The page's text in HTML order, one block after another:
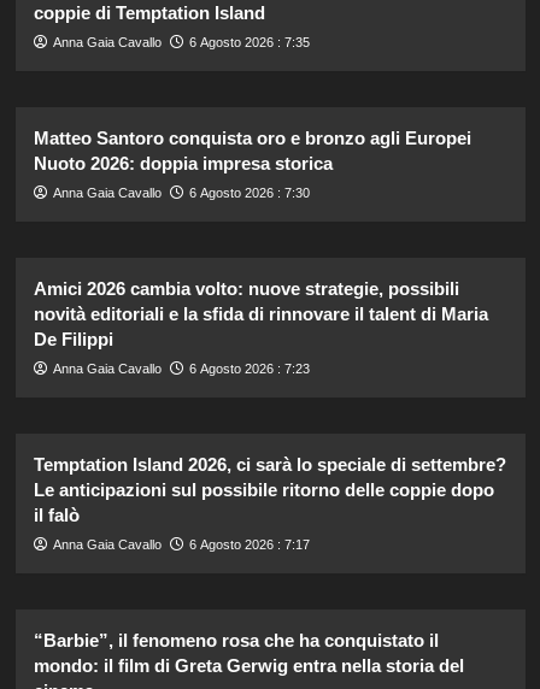
coppie di Temptation Island
Anna Gaia Cavallo 6 Agosto 2026 : 7:35
Matteo Santoro conquista oro e bronzo agli Europei
Nuoto 2026: doppia impresa storica
Anna Gaia Cavallo 6 Agosto 2026 : 7:30
Amici 2026 cambia volto: nuove strategie, possibili
novità editoriali e la sfida di rinnovare il talent di Maria
De Filippi
Anna Gaia Cavallo 6 Agosto 2026 : 7:23
Temptation Island 2026, ci sarà lo speciale di settembre?
Le anticipazioni sul possibile ritorno delle coppie dopo
il falò
Anna Gaia Cavallo 6 Agosto 2026 : 7:17
“Barbie”, il fenomeno rosa che ha conquistato il
mondo: il film di Greta Gerwig entra nella storia del